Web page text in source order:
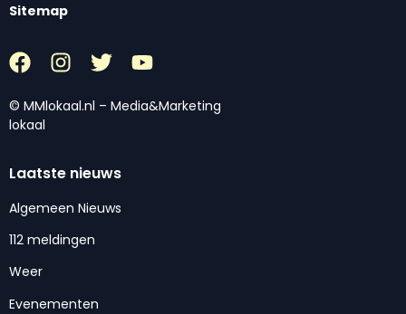
Sitemap
© MMlokaal.nl – Media&Marketing
lokaal
Laatste nieuws
Algemeen Nieuws
112 meldingen
Weer
Evenementen